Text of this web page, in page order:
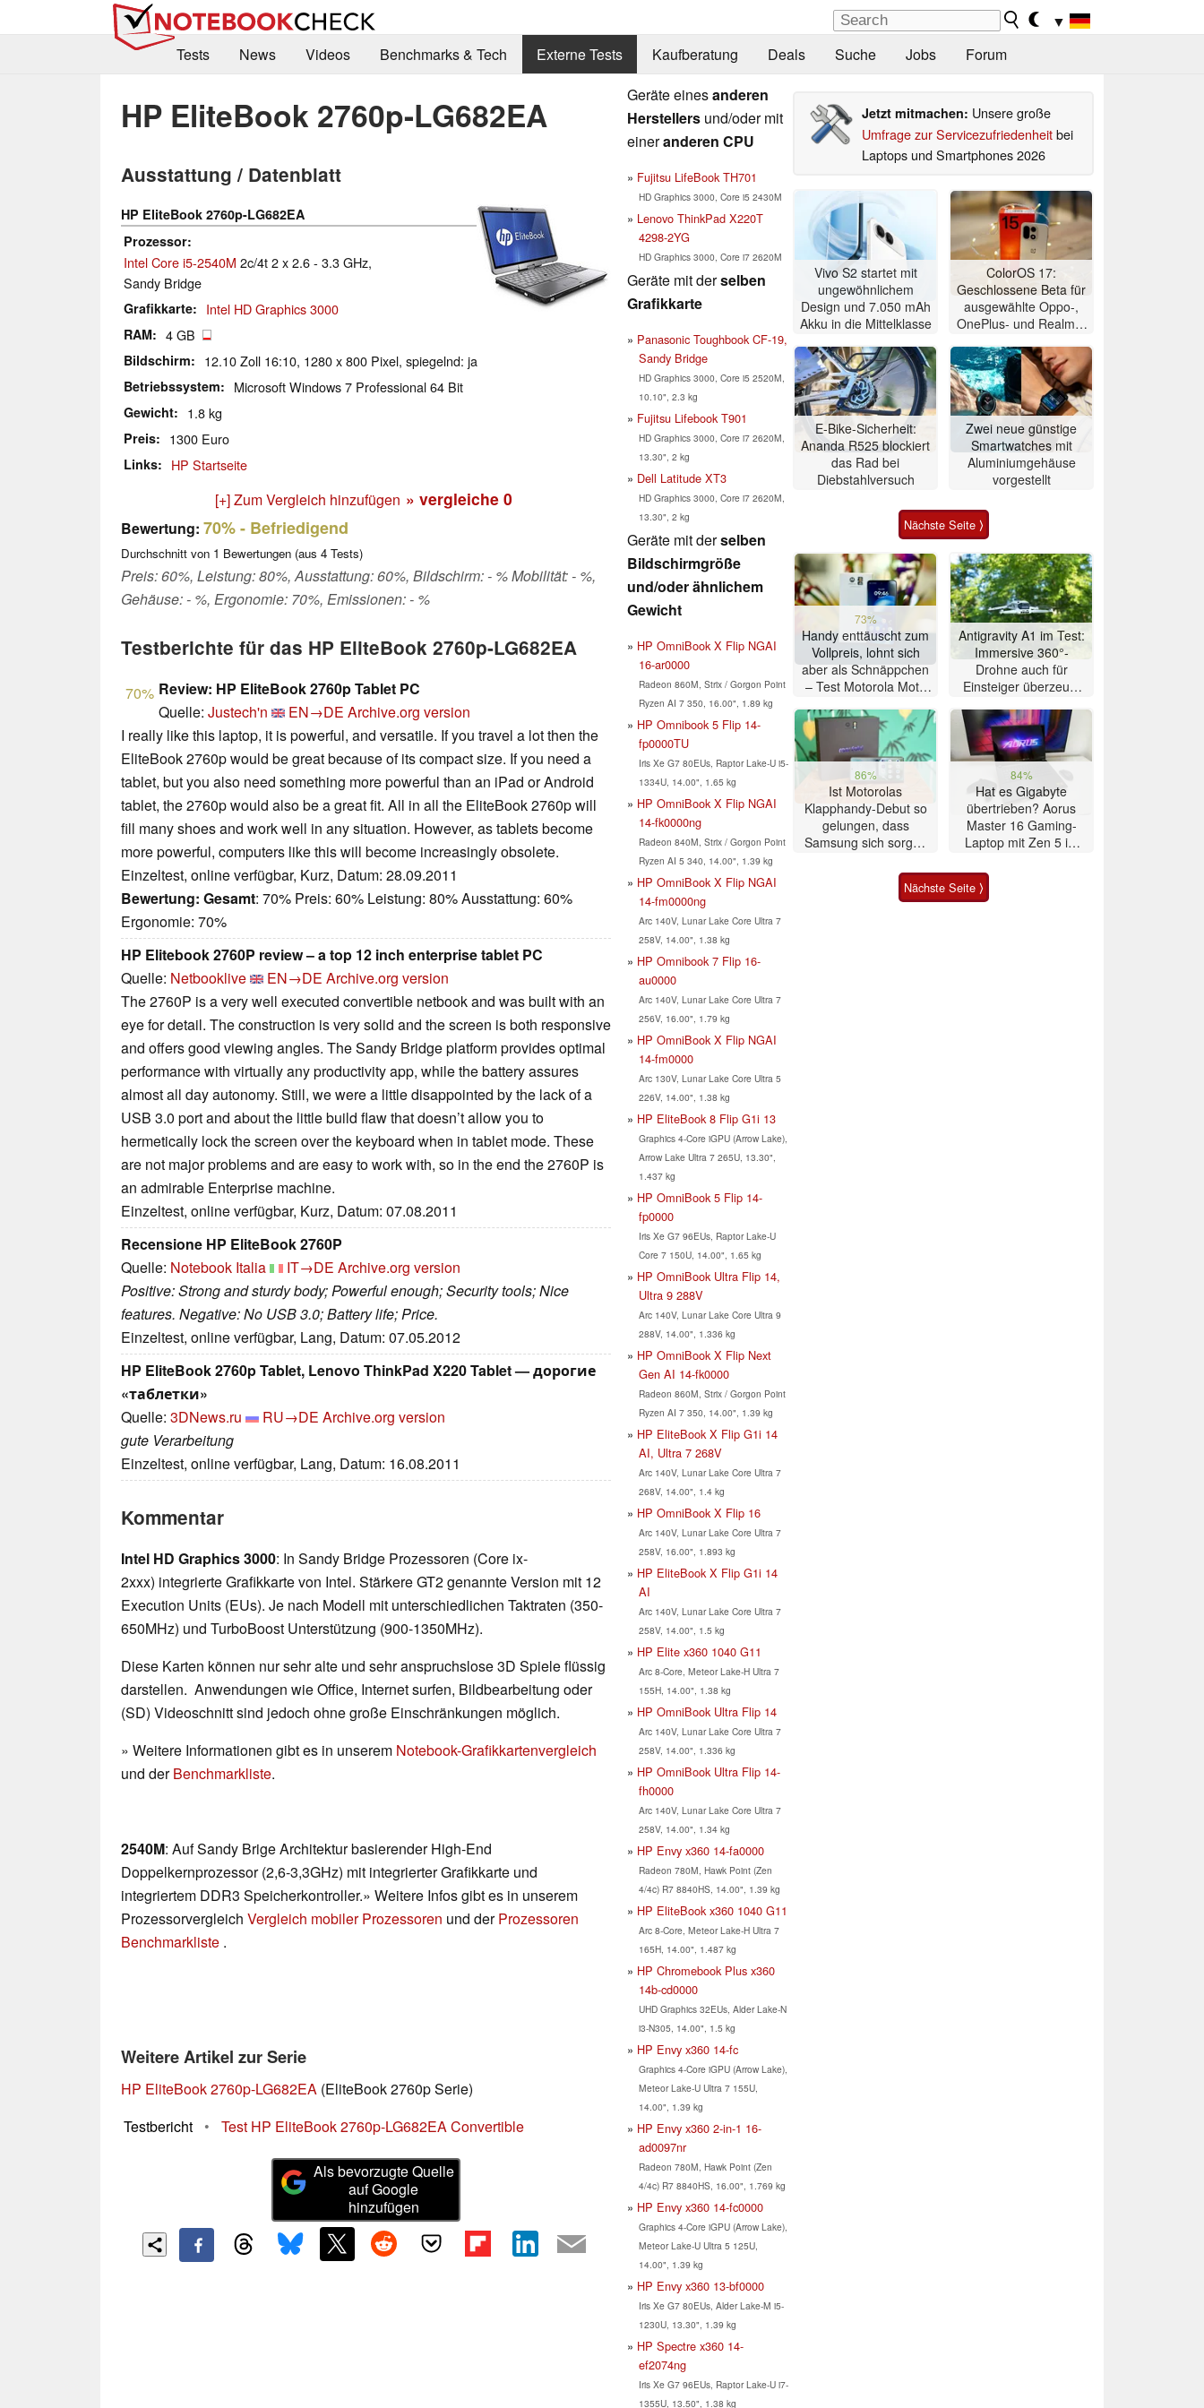
▼
Tests
News Videos Benchmarks & Tech Externe Tests Kaufberatung Deals Suche Jobs Forum
HP EliteBook 2760p-LG682EA
Ausstattung / Datenblatt
HP EliteBook 2760p-LG682EA
Prozessor
Intel Core i5-2540M 2c/4t 2 x 2.6 - 3.3 GHz,
Sandy Bridge
Grafikkarte Intel HD Graphics 3000
RAM 4 GB
Bildschirm 12.10 Zoll 16:10, 1280 x 800 Pixel, spiegelnd: ja
Betriebssystem Microsoft Windows 7 Professional 64 Bit
Gewicht 1.8 kg
Preis 1300 Euro
Links HP Startseite
[+] Zum Vergleich hinzufügen » vergleiche 0
Bewertung: 70%- Befriedigend
Durchschnitt von 1 Bewertungen (aus 4 Tests)
Preis: 60%, Leistung: 80%, Ausstattung: 60%, Bildschirm: - % Mobilität: - %,
Gehäuse: - %, Ergonomie: 70%, Emissionen: - %
Testberichte für das HP EliteBook 2760p-LG682EA
70% Review: HP EliteBook 2760p Tablet PC
Quelle: Justech'n EN→DE Archive.org version
I really like this laptop, it is powerful, and versatile. If you travel a lot then the
EliteBook 2760p would be great because of its compact size. If you need a
tablet, but you also need something more powerful than an iPad or Android
tablet, the 2760p would also be a great fit. All in all the EliteBook 2760p will
fill many shoes and work well in any situation. However, as tablets become
more powerful, computers like this will become increasingly obsolete.
Einzeltest, online verfügbar, Kurz, Datum: 28.09.2011
Bewertung: Gesamt: 70% Preis: 60% Leistung: 80% Ausstattung: 60%
Ergonomie: 70%
HP Elitebook 2760P review – a top 12 inch enterprise tablet PC
Quelle: Netbooklive EN→DE Archive.org version
The 2760P is a very well executed convertible netbook and was built with an
eye for detail. The construction is very solid and the screen is both responsive
and offers good viewing angles. The Sandy Bridge platform provides optimal
performance with virtually any productivity app, while the battery assures
almost all day autonomy. Still, we were a little disappointed by the lack of a
USB 3.0 port and about the little build flaw that doesn’t allow you to
hermetically lock the screen over the keyboard when in tablet mode. These
are not major problems and are easy to work with, so in the end the 2760P is
an admirable Enterprise machine.
Einzeltest, online verfügbar, Kurz, Datum: 07.08.2011
Recensione HP EliteBook 2760P
Quelle: Notebook Italia IT→DE Archive.org version
Positive: Strong and sturdy body; Powerful enough; Security tools; Nice
features. Negative: No USB 3.0; Battery life; Price.
Einzeltest, online verfügbar, Lang, Datum: 07.05.2012
HP EliteBook 2760p Tablet, Lenovo ThinkPad X220 Tablet — дорогие
«таблетки»
Quelle: 3DNews.ru RU→DE Archive.org version
gute Verarbeitung
Einzeltest, online verfügbar, Lang, Datum: 16.08.2011
Kommentar
Intel HD Graphics 3000: In Sandy Bridge Prozessoren (Core ix-
2xxx) integrierte Grafikkarte von Intel. Stärkere GT2 genannte Version mit 12
Execution Units (EUs). Je nach Modell mit unterschiedlichen Taktraten (350-
650MHz) und TurboBoost Unterstützung (900-1350MHz).
Diese Karten können nur sehr alte und sehr anspruchslose 3D Spiele flüssig
darstellen. Anwendungen wie Office, Internet surfen, Bildbearbeitung oder
(SD) Videoschnitt sind jedoch ohne große Einschränkungen möglich.
» Weitere Informationen gibt es in unserem Notebook-Grafikkartenvergleich
und derBenchmarkliste.
2540M: Auf Sandy Brige Architektur basierender High-End
Doppelkernprozessor (2,6-3,3GHz) mit integrierter Grafikkarte und
integriertem DDR3 Speicherkontroller.» Weitere Infos gibt es in unserem
Prozessorvergleich Vergleich mobiler Prozessoren und derProzessoren
Benchmarkliste .
Weitere Artikel zur Serie
HP EliteBook 2760p-LG682EA (EliteBook 2760p Serie)
Testbericht
• Test HP EliteBook 2760p-LG682EA Convertible
Als bevorzugte Quelle
auf Google
hinzufügen
Geräte einesanderen
Herstellers und/oder mit
eineranderen CPU
Fujitsu LifeBook TH701
HD Graphics 3000, Core i5 2430M
Lenovo ThinkPad X220T
4298-2YG
HD Graphics 3000, Core i7 2620M
Geräte mit derselben
Grafikkarte
Panasonic Toughbook CF-19,
Sandy Bridge
HD Graphics 3000, Core i5 2520M,
10.10", 2.3 kg
Fujitsu Lifebook T901
HD Graphics 3000, Core i7 2620M,
13.30", 2 kg
Dell Latitude XT3
HD Graphics 3000, Core i7 2620M,
13.30", 2 kg
Geräte mit derselben
Bildschirmgröße
und/oder ähnlichem
Gewicht
HP OmniBook X Flip NGAI
16-ar0000
Radeon 860M, Strix / Gorgon Point
Ryzen AI 7 350, 16.00", 1.89 kg
HP Omnibook 5 Flip 14-
fp0000TU
Iris Xe G7 80EUs, Raptor Lake-U i5-
1334U, 14.00", 1.65 kg
HP OmniBook X Flip NGAI
14-fk0000ng
Radeon 840M, Strix / Gorgon Point
Ryzen AI 5 340, 14.00", 1.39 kg
HP OmniBook X Flip NGAI
14-fm0000ng
Arc 140V, Lunar Lake Core Ultra 7
258V, 14.00", 1.38 kg
HP Omnibook 7 Flip 16-
au0000
Arc 140V, Lunar Lake Core Ultra 7
256V, 16.00", 1.79 kg
HP OmniBook X Flip NGAI
14-fm0000
Arc 130V, Lunar Lake Core Ultra 5
226V, 14.00", 1.38 kg
HP EliteBook 8 Flip G1i 13
Graphics 4-Core iGPU (Arrow Lake),
Arrow Lake Ultra 7 265U, 13.30",
1.437 kg
HP OmniBook 5 Flip 14-
fp0000
Iris Xe G7 96EUs, Raptor Lake-U
Core 7 150U, 14.00", 1.65 kg
HP OmniBook Ultra Flip 14,
Ultra 9 288V
Arc 140V, Lunar Lake Core Ultra 9
288V, 14.00", 1.336 kg
HP OmniBook X Flip Next
Gen AI 14-fk0000
Radeon 860M, Strix / Gorgon Point
Ryzen AI 7 350, 14.00", 1.39 kg
HP EliteBook X Flip G1i 14
AI, Ultra 7 268V
Arc 140V, Lunar Lake Core Ultra 7
268V, 14.00", 1.4 kg
HP OmniBook X Flip 16
Arc 140V, Lunar Lake Core Ultra 7
258V, 16.00", 1.893 kg
HP EliteBook X Flip G1i 14
AI
Arc 140V, Lunar Lake Core Ultra 7
258V, 14.00", 1.5 kg
HP Elite x360 1040 G11
Arc 8-Core, Meteor Lake-H Ultra 7
155H, 14.00", 1.38 kg
HP OmniBook Ultra Flip 14
Arc 140V, Lunar Lake Core Ultra 7
258V, 14.00", 1.336 kg
HP OmniBook Ultra Flip 14-
fh0000
Arc 140V, Lunar Lake Core Ultra 7
258V, 14.00", 1.34 kg
HP Envy x360 14-fa0000
Radeon 780M, Hawk Point (Zen
4/4c) R7 8840HS, 14.00", 1.39 kg
HP EliteBook x360 1040 G11
Arc 8-Core, Meteor Lake-H Ultra 7
165H, 14.00", 1.487 kg
HP Chromebook Plus x360
14b-cd0000
UHD Graphics 32EUs, Alder Lake-N
i3-N305, 14.00", 1.5 kg
HP Envy x360 14-fc
Graphics 4-Core iGPU (Arrow Lake),
Meteor Lake-U Ultra 7 155U,
14.00", 1.39 kg
HP Envy x360 2-in-1 16-
ad0097nr
Radeon 780M, Hawk Point (Zen
4/4c) R7 8840HS, 16.00", 1.769 kg
HP Envy x360 14-fc0000
Graphics 4-Core iGPU (Arrow Lake),
Meteor Lake-U Ultra 5 125U,
14.00", 1.39 kg
HP Envy x360 13-bf0000
Iris Xe G7 80EUs, Alder Lake-M i5-
1230U, 13.30", 1.39 kg
HP Spectre x360 14-
ef2074ng
Iris Xe G7 96EUs, Raptor Lake-U i7-
1355U, 13.50", 1.38 kg
Jetzt mitmachen: Unsere große
Umfrage zur Servicezufriedenheitbei
Laptops und Smartphones 2026
Vivo S2 startet mit
ungewöhnlichem
Design und 7.050 mAh
Akku in die Mittelklasse
ColorOS 17:
Geschlossene Beta für
ausgewählte Oppo-,
OnePlus- und Realme-
internationalen
Märkten
E-Bike-Sicherheit:
Ananda R525 blockiert
das Rad bei
Diebstahlversuch
Zwei neue günstige
Smartwatches mit
Aluminiumgehäuse
vorgestellt
Nächste Seite ⟩
73%
Handy enttäuscht zum
Vollpreis, lohnt sich
aber als Schnäppchen
– Test Motorola Moto
Antigravity A1 im Test:
Immersive 360°-
Drohne auch für
Einsteiger überzeugt
86%
Ist Motorolas
Klapphandy-Debut so
gelungen, dass
Samsung sich sorgen
Smartphone im Test
84%
Hat es Gigabyte
übertrieben? Aorus
Master 16 Gaming-
Laptop mit Zen 5 im
Nächste Seite ⟩